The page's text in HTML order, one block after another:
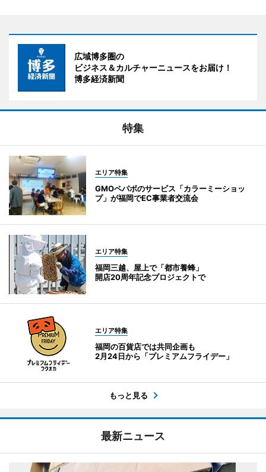
広域博多圏の
ビジネス＆カルチャーニュースをお届け！
博多経済新聞
特集
エリア特集
GMOペパボのサービス「カラーミーショッ
プ」が福岡でEC事業者交流会
エリア特集
福岡三越、屋上で「都市養蜂」
開店20周年記念プロジェクトで
エリア特集
福岡の百貨店では共同企画も
2月24日から「プレミアムフライデー」
もっと見る
最新ニュース